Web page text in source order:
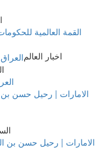
القمة العالمية
اخبار العالم
السبت 17
الامارات | رحيل حسن بن